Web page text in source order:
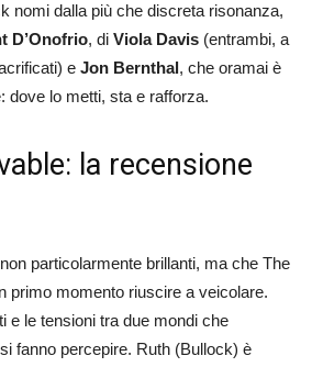
nomi dalla più che discreta risonanza,
D’Onofrio, di Viola Davis (entrambi, a
e Jon Bernthal, che oramai è
dove lo metti, sta e rafforza.
la recensione
particolarmente brillanti, ma che The
primo momento riuscire a veicolare.
e le tensioni tra due mondi che
fanno percepire. Ruth (Bullock) è